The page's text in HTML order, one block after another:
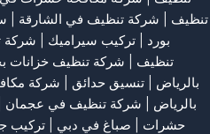
تنظيف
شركة تنظيف في الشارقة |
بورد | تركيب سيراميك شركة
تنظيف
شركة تنظيف خزانات
بالرياض
تنسيق حدائق شركة
بالرياض
شركة تنظيف في عجمان
حشرات
صباغ في دبي تركيب